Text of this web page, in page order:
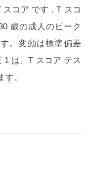
スコア です . T スコ
歳の成人のピーク
。変動は標準偏差
1 は、T スコア テス
。